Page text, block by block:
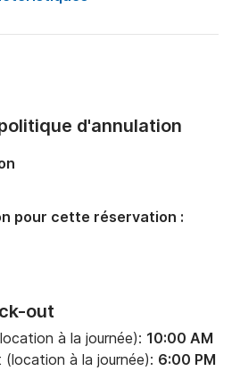
out
à la journée): 10:00 AM
à la journée): 6:00 PM
d'annulation
pour cette réservation :